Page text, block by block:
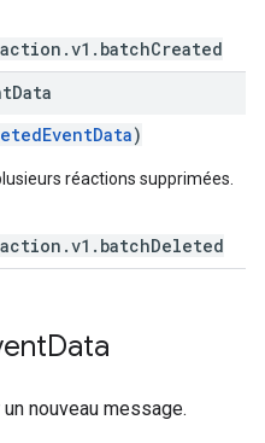
Data
)
réactions supprimées.
Data
nouveau message.